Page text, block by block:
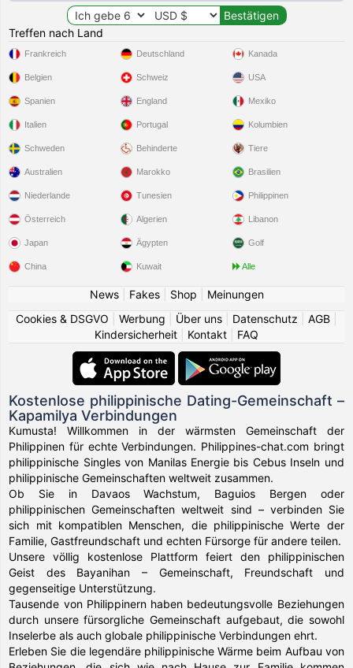
Treffen nach Land
Frankreich
Belgien
Spanien
Italien
Schweden
Deutschland
Schweiz
England
Portugal
Behinderte
Kanada
USA
Mexiko
Kolumbien
Tiere
Australien
Niederlande
Österreich
Japan
China
Marokko
Tunesien
Algerien
Ägypten
Kuwait
Brasilien
Philippinen
Libanon
Golf
Alle
News| Fakes| Shop
Meinungen
Cookies & DSGVO
Werbung Über uns Datenschutz AGB
Kindersicherheit
Kontakt FAQ
Kostenlose philippinische Dating-Gemeinschaft –
Kapamilya Verbindungen
Kumusta! Willkommen in der wärmsten Gemeinschaft der
Philippinen für echte Verbindungen. Philippines-chat.com bringt
philippinische Singles von Manilas Energie bis Cebus Inseln und
philippinische Gemeinschaften weltweit zusammen.
Ob Sie in Davaos Wachstum, Baguios Bergen oder
philippinischen Gemeinschaften weltweit sind – verbinden Sie
sich mit kompatiblen Menschen, die philippinische Werte der
Familie, Gastfreundschaft und echten Fürsorge für andere teilen.
Unsere völlig kostenlose Plattform feiert den philippinischen
Geist des Bayanihan – Gemeinschaft, Freundschaft und
gegenseitige Unterstützung.
Tausende von Philippinern haben bedeutungsvolle Beziehungen
durch unsere fürsorgliche Gemeinschaft aufgebaut, die sowohl
Inselerbe als auch globale philippinische Verbindungen ehrt.
Erleben Sie die legendäre philippinische Wärme beim Aufbau von